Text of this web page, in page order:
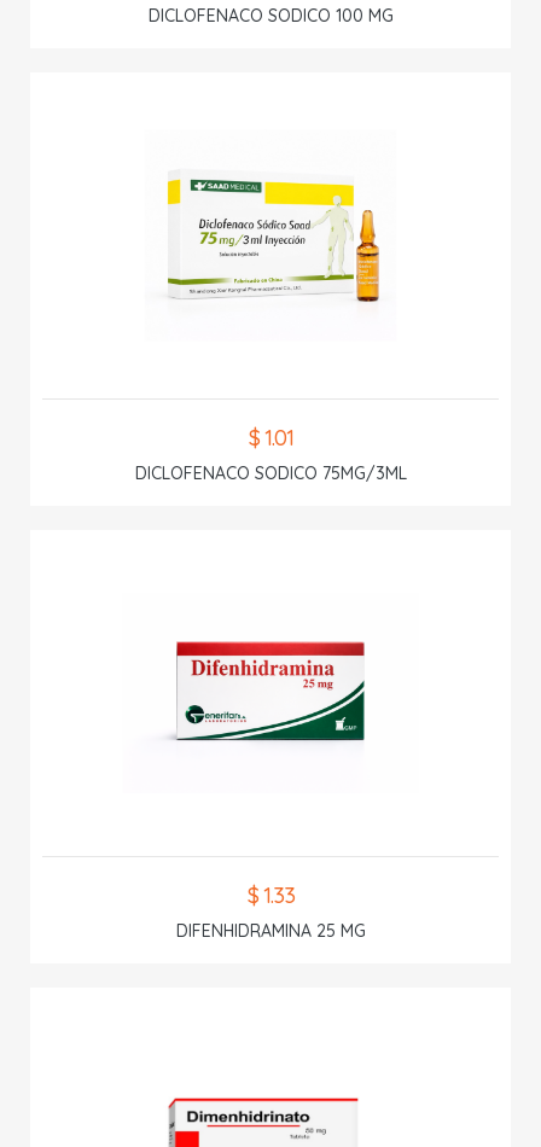
DICLOFENACO SODICO 100 MG
$ 1.01
DICLOFENACO SODICO 75MG/3ML
$ 1.33
DIFENHIDRAMINA 25 MG